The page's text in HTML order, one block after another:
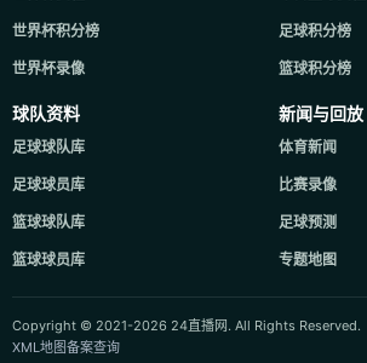
世界杯积分榜
世界杯录像
足球积分榜
篮球积分榜
球队资料
足球球队库
足球球员库
篮球球队库
篮球球员库
新闻与回放
体育新闻
比赛录像
足球预测
专题地图
Copyright © 2021-2026 24直播网. All Rights Reserved.
XML地图备案查询